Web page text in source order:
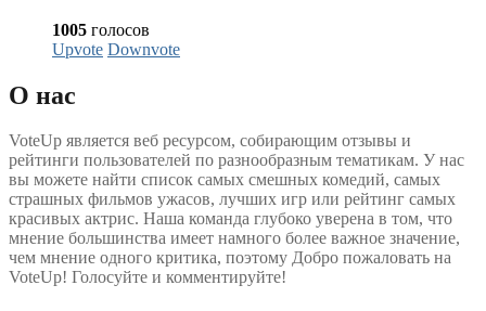
1005 голосов
Upvote Downvote
О нас
VoteUp является веб ресурсом, собирающим отзывы и
рейтинги пользователей по разнообразным тематикам. У нас
вы можете найти список самых смешных комедий, самых
страшных фильмов ужасов, лучших игр или рейтинг самых
красивых актрис. Наша команда глубоко уверена в том, что
мнение большинства имеет намного более важное значение,
чем мнение одного критика, поэтому Добро пожаловать на
VoteUp! Голосуйте и комментируйте!